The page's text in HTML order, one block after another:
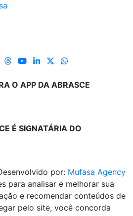
O APP DA ABRASCE
É SIGNATÁRIA DO
por: Mufasa Agency
para analisar e melhorar sua
e recomendar conteúdos de
pelo site, você concorda